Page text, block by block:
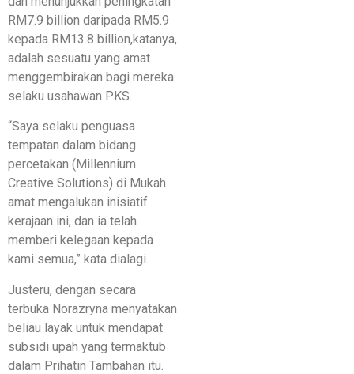
RM7.9 billion daripada RM5.9
kepada RM13.8 billion,katanya,
adalah sesuatu yang amat
menggembirakan bagi mereka
selaku usahawan PKS.
“Saya selaku penguasa
tempatan dalam bidang
percetakan (Millennium
Creative Solutions) di Mukah
amat mengalukan inisiatif
kerajaan ini, dan ia telah
memberi kelegaan kepada
kami semua,” kata dialagi.
Justeru, dengan secara
terbuka Norazryna menyatakan
beliau layak untuk mendapat
subsidi upah yang termaktub
dalam Prihatin Tambahan itu.